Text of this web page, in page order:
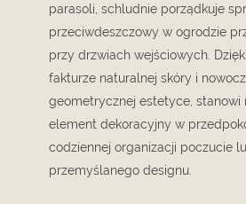
parasoli, schludnie porządkuje
przeciwdeszczowy w ogrodzie
przy drzwiach wejściowych.
fakturze naturalnej skóry i
geometrycznej estetyce, stanowi
element dekoracyjny w
codziennej organizacji poczucie
przemyślanego designu.